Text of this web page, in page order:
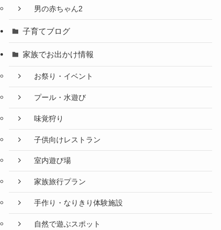
男の赤ちゃん2
子育てブログ
家族でお出かけ情報
お祭り・イベント
プール・水遊び
味覚狩り
子供向けレストラン
室内遊び場
家族旅行プラン
手作り・なりきり体験施設
自然で遊ぶスポット